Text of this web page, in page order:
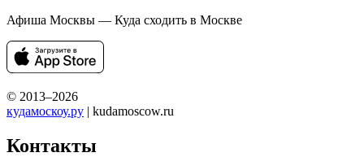
Афиша Москвы — Куда сходить в Москве
© 2013–2026
кудамоскоу.ру | kudamoscow.ru
Контакты